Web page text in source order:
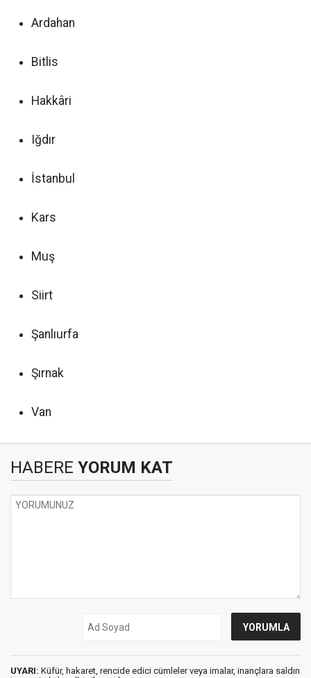
Ardahan
Bitlis
Hakkâri
Iğdır
İstanbul
Kars
Muş
Siirt
Şanlıurfa
Şırnak
Van
HABERE YORUM KAT
UYARI: Küfür, hakaret, rencide edici cümleler veya imalar, inançlara saldırı